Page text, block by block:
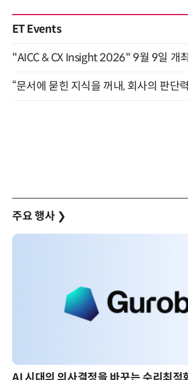
ET Events
"AICC & CX Insight 2026" 9월 9일 개최
주요 행사 ❯